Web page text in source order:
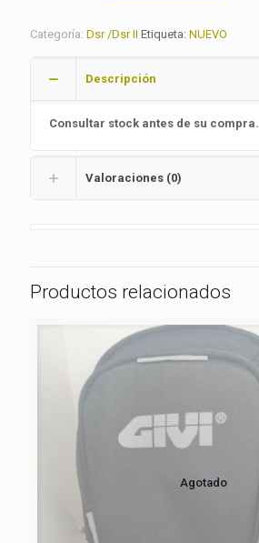
Categoría: Dsr /Dsr II Etiqueta: NUEVO
Descripción
Consultar stock antes de su compra.
Valoraciones (0)
Productos relacionados
Agotado